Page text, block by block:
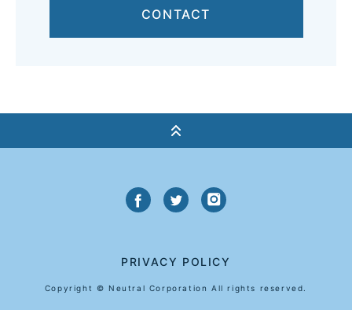
CONTACT
PRIVACY POLICY
Copyright © Neutral Corporation All rights reserved.